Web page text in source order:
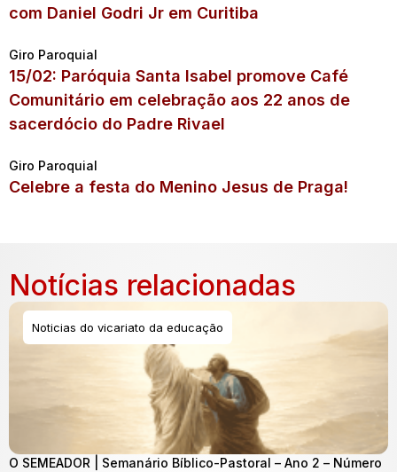
com Daniel Godri Jr em Curitiba
Giro Paroquial
15/02: Paróquia Santa Isabel promove Café
Comunitário em celebração aos 22 anos de
sacerdócio do Padre Rivael
Giro Paroquial
Celebre a festa do Menino Jesus de Praga!
Notícias relacionadas
Noticias do vicariato da educação
O SEMEADOR | Semanário Bíblico-Pastoral – Ano 2 – Número